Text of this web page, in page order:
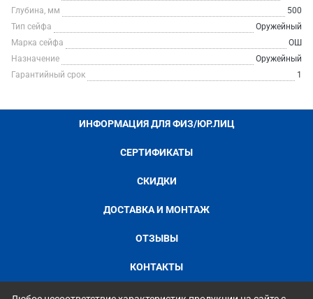
Глубина, мм
500
Тип сейфа
Оружейный
Марка сейфа
ОШ
Назначение
Оружейный
Гарантийный срок
1
ИНФОРМАЦИЯ ДЛЯ ФИЗ/ЮР.ЛИЦ
СЕРТИФИКАТЫ
СКИДКИ
ДОСТАВКА И МОНТАЖ
ОТЗЫВЫ
КОНТАКТЫ